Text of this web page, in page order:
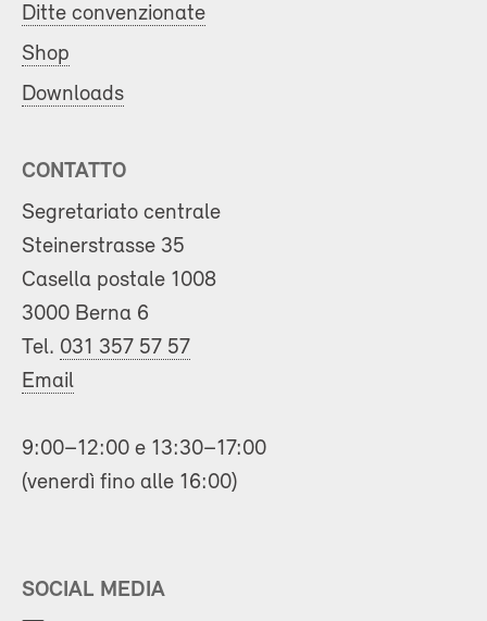
Ditte convenzionate
Shop
Downloads
CONTATTO
Segretariato centrale
Steinerstrasse 35
Casella postale 1008
3000 Berna 6
Tel. 031 357 57 57
Email
9:00–12:00 e 13:30–17:00
(venerdì fino alle 16:00)
SOCIAL MEDIA